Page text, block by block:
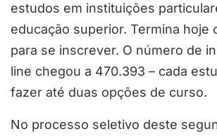
estudos em instituições
educação superior. Termina hoje
para se inscrever. O número de
line chegou a 470.393 – cada
fazer até duas opções de curso.
No processo seletivo deste